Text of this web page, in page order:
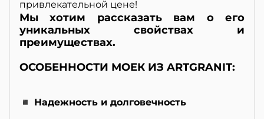
привлекательной цене!
Мы хотим рассказать вам о его
уникальных свойствах и
преимуществах.
ОСОБЕННОСТИ МОЕК ИЗ ARTGRANIT:
◾ Надежность и долговечность